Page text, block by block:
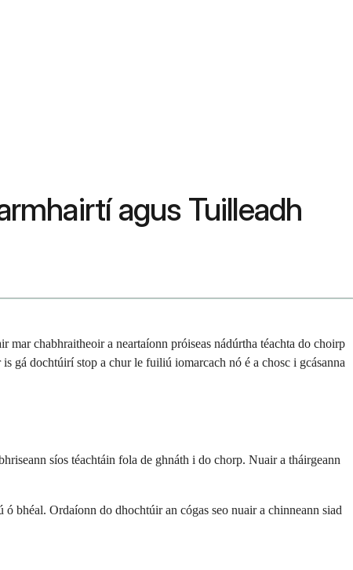
agus Tuilleadh
chabhraitheoir a neartaíonn próiseas nádúrtha téachta do choirp
gá dochtúirí stop a chur le fuiliú iomarcach nó é a chosc i gcásanna
síos téachtáin fola de ghnáth i do chorp. Nuair a tháirgeann
bhéal. Ordaíonn do dhochtúir an cógas seo nuair a chinneann siad